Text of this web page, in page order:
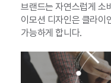
브랜드는 자연스럽게 소
이모션 디자인은 클라이
가능하게 합니다.